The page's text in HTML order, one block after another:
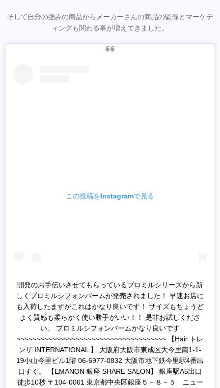
そして自分の強みの商品からメーカーさんの商品の監修とマーケテ
ィングも関わる事が増えてきました。
この投稿をInstagramで見る
開発のお手伝いさせてもらっているプロミルシリーズから新
しくプロミルシフォンバームが発売されました！ 早速お店に
も入荷したますがこれはかなり良いです！ サイズもちょうど
よく質感も柔らかく使い勝手がいい！！ 是非お試しくださ
い。 プロミルシフォンバームかなり良いです
~~~~~~~~~~~~~~~~~~~~~~~~~~~~~~~~~~~~~~ 【Hair トレ
ンザ INTERNATIONAL 】 大阪府大阪市東成区大今里南1-1-
19小山今里ビル1階 06-6977-0832 大阪市地下鉄今里駅4番出
口すぐ。 【EMANON 銀座 SHARE SALON】 銀座駅A5出口
徒歩10秒 〒104-0061 東京都中央区銀座５－８－５ ニュー